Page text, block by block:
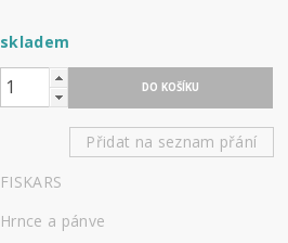
skladem
Přidat na seznam přání
FISKARS
Hrnce a pánve